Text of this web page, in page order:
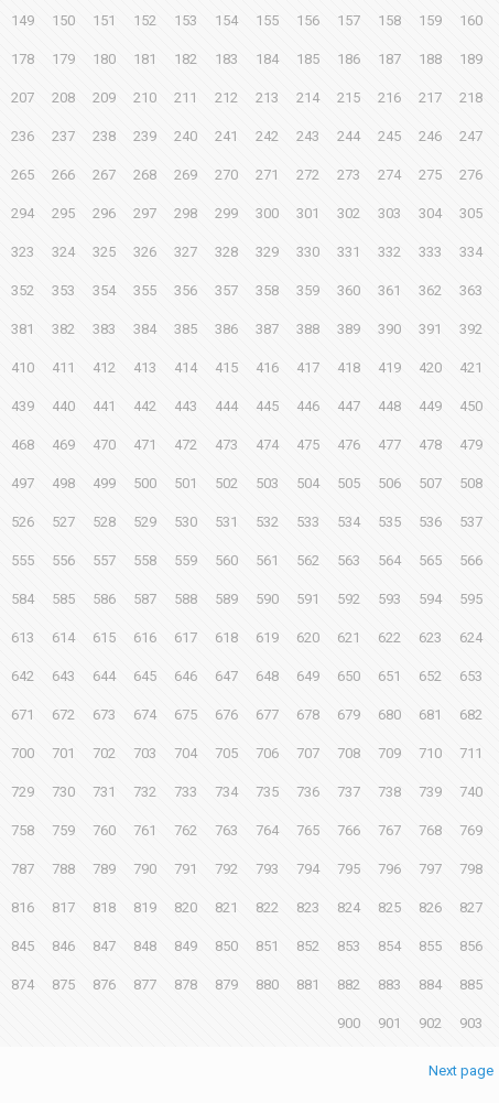
149 150 151 152 153 154 155 156 157 158 159 160
178 179 180 181 182 183 184 185 186 187 188 189
207 208 209 210 211 212 213 214 215 216 217 218
236 237 238 239 240 241 242 243 244 245 246 247
265 266 267 268 269 270 271 272 273 274 275 276
294 295 296 297 298 299 300 301 302 303 304 305
323 324 325 326 327 328 329 330 331 332 333 334
352 353 354 355 356 357 358 359 360 361 362 363
381 382 383 384 385 386 387 388 389 390 391 392
410 411 412 413 414 415 416 417 418 419 420 421
439 440 441 442 443 444 445 446 447 448 449 450
468 469 470 471 472 473 474 475 476 477 478 479
497 498 499 500 501 502 503 504 505 506 507 508
526 527 528 529 530 531 532 533 534 535 536 537
555 556 557 558 559 560 561 562 563 564 565 566
584 585 586 587 588 589 590 591 592 593 594 595
613 614 615 616 617 618 619 620 621 622 623 624
642 643 644 645 646 647 648 649 650 651 652 653
671 672 673 674 675 676 677 678 679 680 681 682
700 701 702 703 704 705 706 707 708 709 710 711
729 730 731 732 733 734 735 736 737 738 739 740
758 759 760 761 762 763 764 765 766 767 768 769
787 788 789 790 791 792 793 794 795 796 797 798
816 817 818 819 820 821 822 823 824 825 826 827
845 846 847 848 849 850 851 852 853 854 855 856
874 875 876 877 878 879 880 881 882 883 884 885
900 901 902 903
Next page